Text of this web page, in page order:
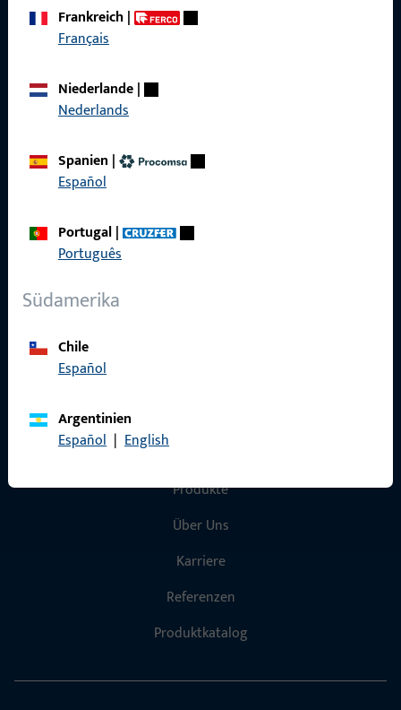
zuverlässig.Frankreich|
Français
Niederlande|
Nederlands
Spanien |
Español
Portugal|
Português
Südamerika
Chile
Español
Argentinien
Español | English
Allgemeines
Schnelleinstieg
Produkte
Über Uns
Karriere
Referenzen
Produktkatalog